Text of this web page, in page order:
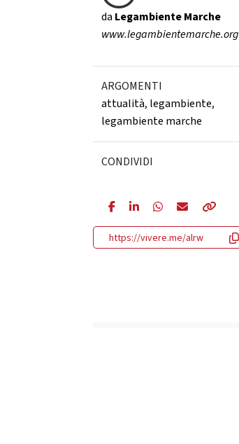
da Legambiente Marche
www.legambientemarche.org
ARGOMENTI
attualità, legambiente,
legambiente marche
CONDIVIDI
https://vivere.me/alrw